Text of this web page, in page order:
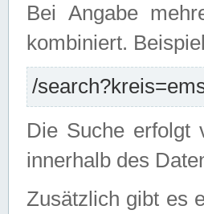
Bei Angabe
kombiniert.
/
Die Suche erfolgt
innerhalb des
Zusätzlich gibt es